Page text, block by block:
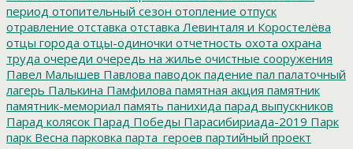
период отопительный сезон отопление отпуск
отравление отставка отставка Левинталя и Коростелёва
отцы города отцы-одиночки отчетность охота охрана
труда очереди очередь на жилье очистные сооружения
Павел Малышев Павлова паводок падение пал палаточный
лагерь Палькина Памфилова памятная акция памятник
памятник-мемориал память панихида парад выпускников
Парад колясок Парад Победы Парасибириада-2019 Парк
парк Весна парковка парта_героев партийный проект